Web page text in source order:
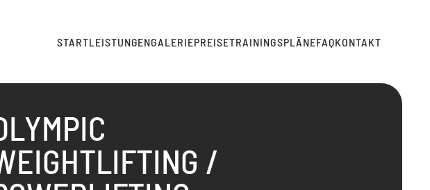
STARTLEISTUNGENGALERIEPREISETRAININGSPLÄNEFAQKONTAKT
/